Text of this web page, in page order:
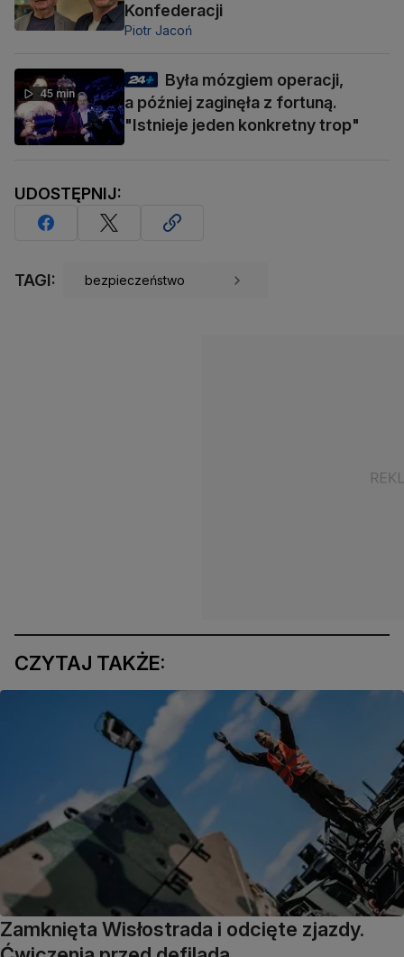
Konfederacji
Piotr Jacoń
45 min
Była mózgiem operacji,
a później zaginęła z fortuną.
"Istnieje jeden konkretny trop"
UDOSTĘPNIJ:
TAGI: bezpieczeństwo
CZYTAJ TAKŻE:
Zamknięta Wisłostrada i odcięte zjazdy.